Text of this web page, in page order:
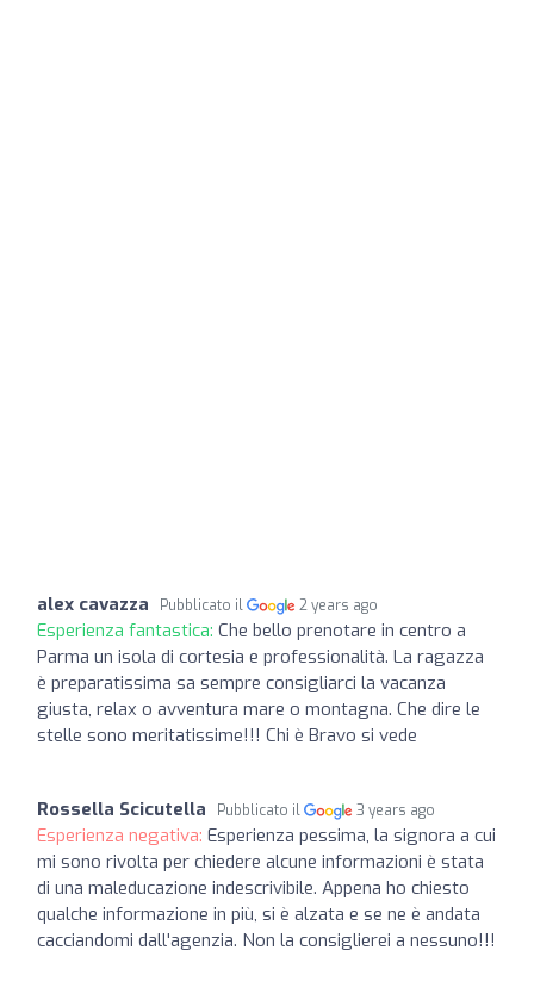
alex cavazza Pubblicato il 2 years ago
Esperienza fantastica: Che bello prenotare in centro a
Parma un isola di cortesia e professionalità. La ragazza
è preparatissima sa sempre consigliarci la vacanza
giusta, relax o avventura mare o montagna. Che dire le
stelle sono meritatissime!!! Chi è Bravo si vede
Rossella Scicutella Pubblicato il 3 years ago
Esperienza negativa: Esperienza pessima, la signora a cui
mi sono rivolta per chiedere alcune informazioni è stata
di una maleducazione indescrivibile. Appena ho chiesto
qualche informazione in più, si è alzata e se ne è andata
cacciandomi dall'agenzia. Non la consiglierei a nessuno!!!